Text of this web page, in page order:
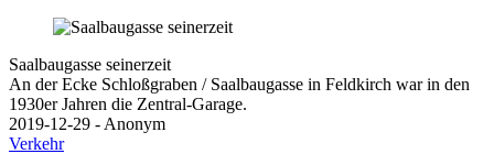
Saalbaugasse seinerzeit
An der Ecke Schloßgraben / Saalbaugasse in Feldkirch war in den
1930er Jahren die Zentral-Garage.
2019-12-29 - Anonym
Verkehr